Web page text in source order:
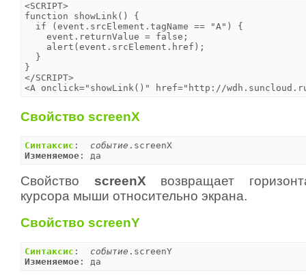
<SCRIPT>
function showLink() {
  if (event.srcElement.tagName == "A") {
    event.returnValue = false;
    alert(event.srcElement.href);
  }
}
</SCRIPT>
<A onclick="showLink()" href="http://wdh.suncloud.ru/
Свойство screenX
Синтаксис : событие
Изменяемое : да
Свойство screenX возвращает
курсора мыши относительно экрана.
Свойство screenY
Синтаксис : событие
Изменяемое : да